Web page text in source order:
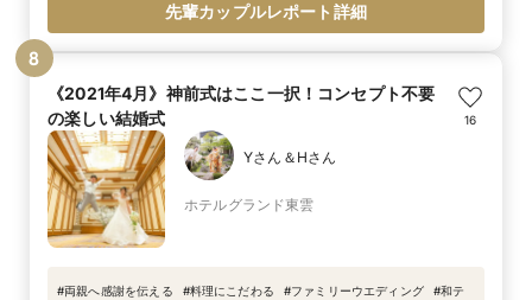
先輩カップルレポート詳細
8
《2021年4月》神前式はここ一択！コンセプト不要
の楽しい結婚式
16
Yさん＆Hさん
ホテルグランド東雲
#両親へ感謝を伝える #料理にこだわる #ファミリーウエディング #和テ